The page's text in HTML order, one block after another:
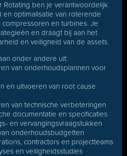
Rotating ben je verantwoordelijk
optimalisatie van roterende
en turbines. Je
en draagt bij aan het
en veiligheid van de assets.
onder andere uit:
van onderhoudsplannen voor
en uitvoeren van root cause
van technische verbeteringen
documentatie en specificaties
en vervangingsvraagstukken
onderhoudsbudgetten
contractors en projectteams
en veiligheidsstudies